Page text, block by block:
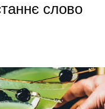
слово